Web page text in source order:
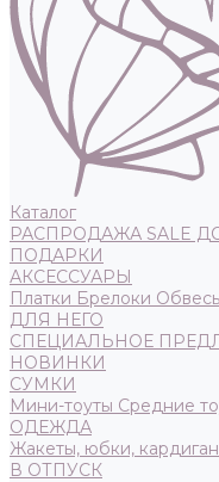
Каталог
РАСПРОДАЖА SALE
ПОДАРКИ
АКСЕССУАРЫ
Платки Брелоки
ДЛЯ НЕГО
СПЕЦИАЛЬНОЕ
НОВИНКИ
СУМКИ
Мини-тоуты Средние
ОДЕЖДА
Жакеты, юбки,
В ОТПУСК